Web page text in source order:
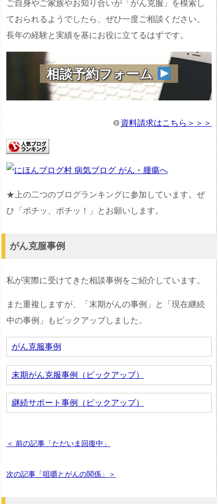
ご自身やご家族やお知り合いが「がん克服」を模索し
ておられるようでしたら、ぜひ一度ご相談ください。
長年の経験と実績を基にお役に立てるはずです。
相談予約フォーム
資料請求はこちら＞＞＞
★上の二つのブログランキングに参加しています。ぜ
ひ「ポチッ、ポチッ！」とお願いします。
がん克服事例
私が実際に受けてきた相談事例をご紹介しています。
また重複しますが、「末期がんの事例」と「現在継続
中の事例」もピックアップしました。
がん克服事例
末期がん克服事例（ピックアップ）
継続サポート事例（ピックアップ）
＜ 前の記事「ただいま回復中」
次の記事「咀嚼とがんの関係」＞